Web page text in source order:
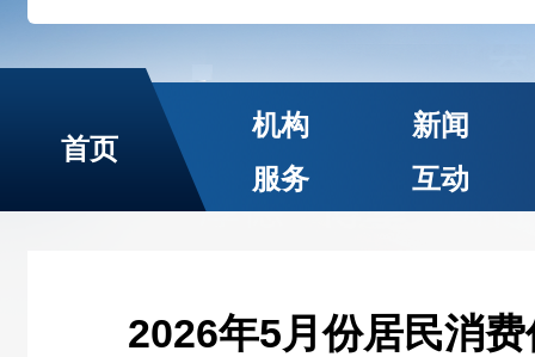
首页
机构
新闻
服务
互动
2026年5月份居民消